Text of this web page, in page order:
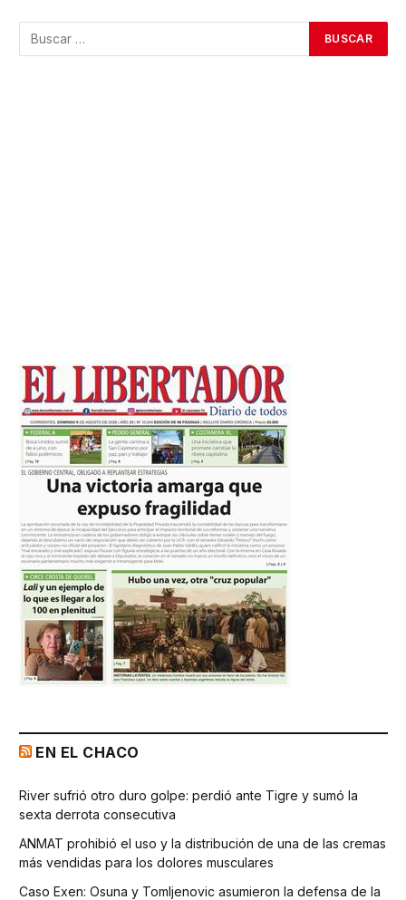
EN EL CHACO
River sufrió otro duro golpe: perdió ante Tigre y sumó la
sexta derrota consecutiva
ANMAT prohibió el uso y la distribución de una de las cremas
más vendidas para los dolores musculares
Caso Exen: Osuna y Tomljenovic asumieron la defensa de la